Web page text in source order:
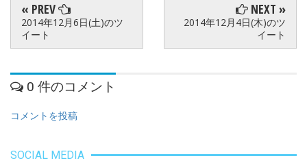
« PREV
2014年12月6日(土)のツ
イート
NEXT »
2014年12月4日(木)のツ
イート
0 件のコメント
コメントを投稿
SOCIAL MEDIA